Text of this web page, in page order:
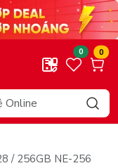
0 0
/ 256GB NE-256